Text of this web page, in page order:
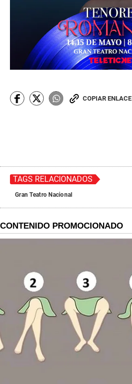
COPIAR ENLACE
TAGS RELACIONADOS
Gran Teatro Nacional